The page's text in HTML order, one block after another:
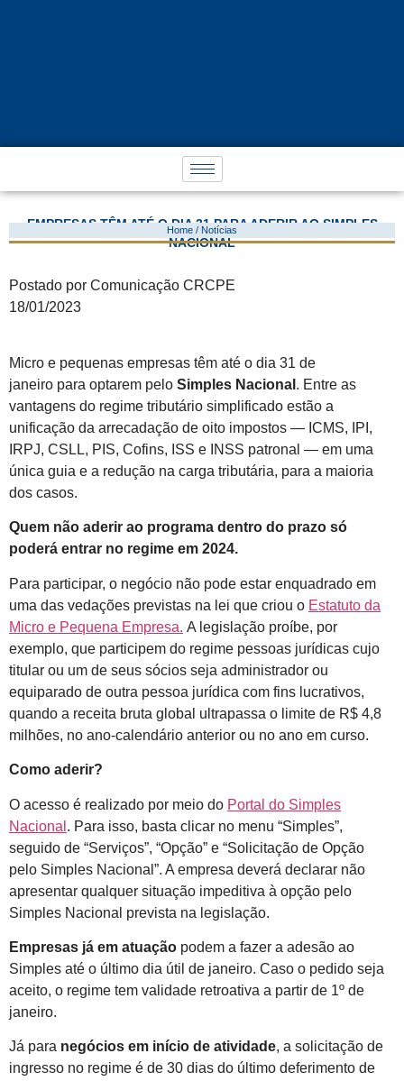
EMPRESAS TÊM ATÉ O DIA 31 PARA ADERIR AO SIMPLES
NACIONAL
Home / Notícias
Postado por Comunicação CRCPE
18/01/2023
Micro e pequenas empresas têm até o dia 31 de
janeiro para optarem pelo Simples Nacional . Entre as
vantagens do regime tributário simplificado estão a
unificação da arrecadação de oito impostos — ICMS, IPI,
IRPJ, CSLL, PIS, Cofins, ISS e INSS patronal — em uma
única guia e a redução na carga tributária, para a maioria
dos casos.
Quem não aderir ao programa dentro do prazo só
poderá entrar no regime em 2024.
Para participar, o negócio não pode estar enquadrado em
uma das vedações previstas na lei que criou o Estatuto da
Micro e Pequena Empresa. A legislação proíbe, por
exemplo, que participem do regime pessoas jurídicas cujo
titular ou um de seus sócios seja administrador ou
equiparado de outra pessoa jurídica com fins lucrativos,
quando a receita bruta global ultrapassa o limite de R$ 4,8
milhões, no ano-calendário anterior ou no ano em curso.
Como aderir?
O acesso é realizado por meio do Portal do Simples
Nacional . Para isso, basta clicar no menu “Simples”,
seguido de “Serviços”, “Opção” e “Solicitação de Opção
pelo Simples Nacional”. A empresa deverá declarar não
apresentar qualquer situação impeditiva à opção pelo
Simples Nacional prevista na legislação.
Empresas já em atuação podem a fazer a adesão ao
Simples até o último dia útil de janeiro. Caso o pedido seja
aceito, o regime tem validade retroativa a partir de 1º de
janeiro.
Já para negócios em início de atividade, a solicitação de
ingresso no regime é de 30 dias do último deferimento de